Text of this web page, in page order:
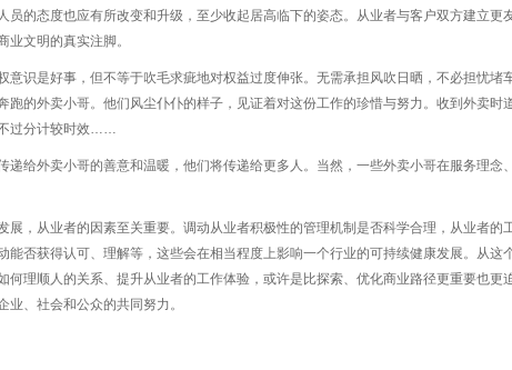
员的态度也应有所改变和升级，至少收起居高临下的姿态。从业者与客户双方建立更
业文明的真实注脚。
意识是好事，但不等于吹毛求疵地对权益过度伸张。无需承担风吹日晒，不必担忧堵
跑的外卖小哥。他们风尘仆仆的样子，见证着对这份工作的珍惜与努力。收到外卖时
过分计较时效……
递给外卖小哥的善意和温暖，他们将传递给更多人。当然，一些外卖小哥在服务理念
展，从业者的因素至关重要。调动从业者积极性的管理机制是否科学合理，从业者的
能否获得认可、理解等，这些会在相当程度上影响一个行业的可持续健康发展。从这
何理顺人的关系、提升从业者的工作体验，或许是比探索、优化商业路径更重要也更
业、社会和公众的共同努力。